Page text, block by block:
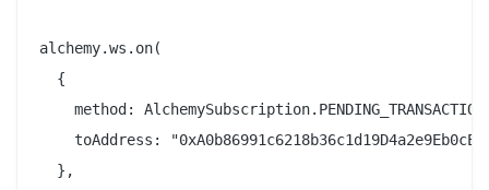
alchemy.ws.on(
  {
method:
toAddress:
  },